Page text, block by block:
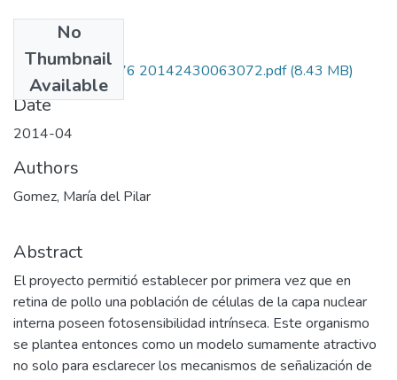
No
Thumbnail
Available
222852128276 20142430063072.pdf(8.43 MB)
Date
2014-04
Authors
Gomez, María del Pilar
Abstract
El proyecto permitió establecer por primera vez que en
retina de pollo una población de células de la capa nuclear
interna poseen fotosensibilidad intrínseca. Este organismo
se plantea entonces como un modelo sumamente atractivo
no solo para esclarecer los mecanismos de señalización de